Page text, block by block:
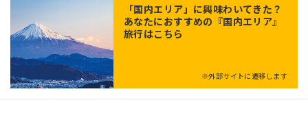
「国内エリア」に興味わいてきた？
あなたにおすすめの『国内エリア』
旅行はこちら
※外部サイトに遷移します